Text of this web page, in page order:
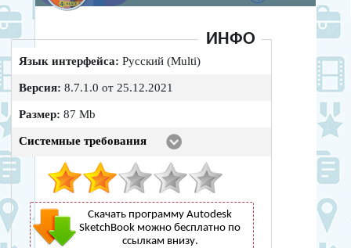
ИНФО
Язык интерфейса: Русский (Multi)
Версия: 8.7.1.0 от 25.12.2021
Размер: 87 Mb
Системные требования
Скачать программу Autodesk
SketchBook можно бесплатно по
ссылкам внизу.